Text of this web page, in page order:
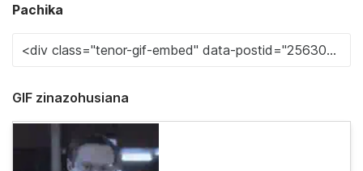
Pachika
GIF zinazohusiana